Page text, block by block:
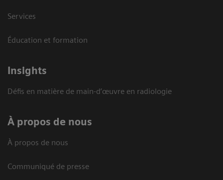
Services
Éducation et formation
Insights
Défis en matière de main-d’œuvre en radiologie
À propos de nous
À propos de nous
Communiqué de presse